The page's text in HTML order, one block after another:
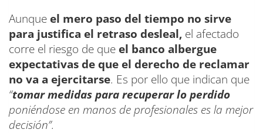
Aunque el mero paso del tiempo no sirve
para justifica el retraso desleal, el afectado
corre el riesgo de que el banco albergue
expectativas de que el derecho de reclamar
no va a ejercitarse. Es por ello que indican que
“tomar medidas para recuperar lo perdido
poniéndose en manos de profesionales es la mejor
decisión”.